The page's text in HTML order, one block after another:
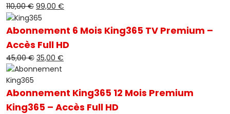
110,00€ Le
prix
initial
était :
110,00 €.
99,00 €
actuel
est :
99,00 €.
Abonnement 6 Mois King365 TV Premium –
Accès Full HD
45,00€ Le
prix
était :
45,00 €.
35,00 €
est :
35,00 €.
Abonnement King365 12 Mois Premium
King365 – Accès Full HD